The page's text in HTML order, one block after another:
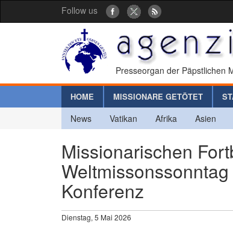
Follow us
Presseorgan der Päpstlichen
HOME MISSIONARE GETÖTET
News Vatikan Afrika Asien
Missionarischen
Konferenz
Dienstag, 5 Mai 2026